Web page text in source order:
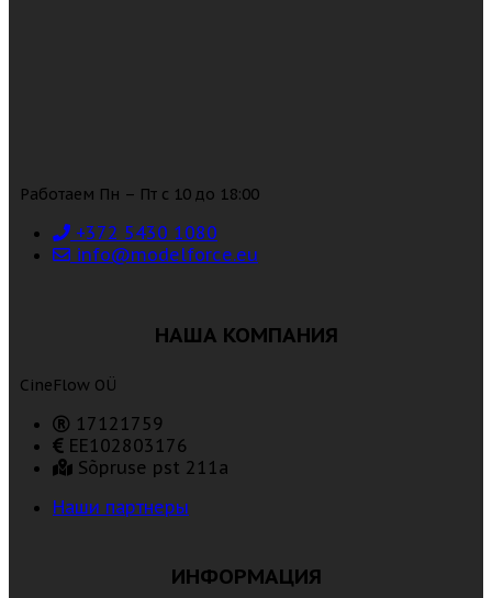
Работаем Пн – Пт с 10 до 18:00
+372 5430 1080
info@modelforce.eu
НАША КОМПАНИЯ
CineFlow OÜ
17121759
EE102803176
Sõpruse pst 211a
Наши партнеры
ИНФОРМАЦИЯ